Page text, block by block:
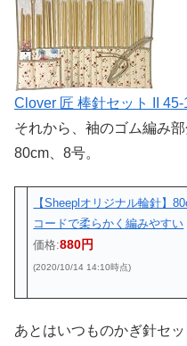
Clover 匠 棒針セット II 45-
それから、袖のゴム編み
80cm、8号。
【Sheeplオリジナル輪針
コードで柔らかく編みやすい
価格:880円
(2020/10/14 14:10時点)
あとはいつものかぎ針セ